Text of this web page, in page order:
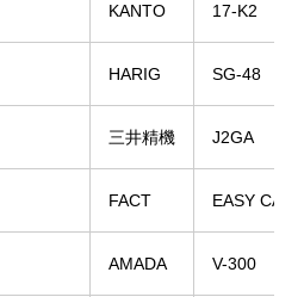
KANTO 17-K2
HARIG SG-48
三井精機 J2GA
FACT EASY CAM
AMADA V-300